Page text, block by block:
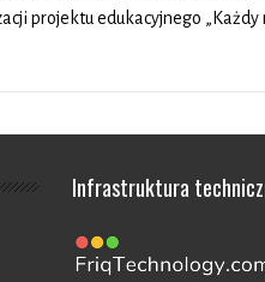
projektu edukacyjnego „Każdy
Infrastruktura